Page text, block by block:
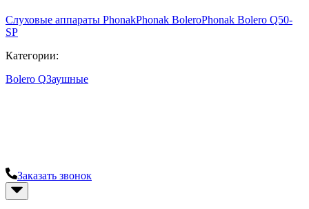
Слуховые аппараты PhonakPhonak BoleroPhonak Bolero Q50-
SP
Категории:
Bolero QЗаушные
Заказать звонок